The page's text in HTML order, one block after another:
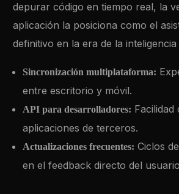
depurar código en tiempo real, la
aplicación la posiciona como el
definitivo en la era de la
Sincronización multiplataforma:
entre escritorio y móvil.
API para desarrolladores: Facilidad
aplicaciones de terceros.
Actualizaciones frecuentes: Ciclos
en el feedback directo del